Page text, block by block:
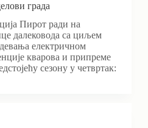
града
Пирот ради на
далековода са циљем
електричном
кварова и припреме
сезону у четвртак: